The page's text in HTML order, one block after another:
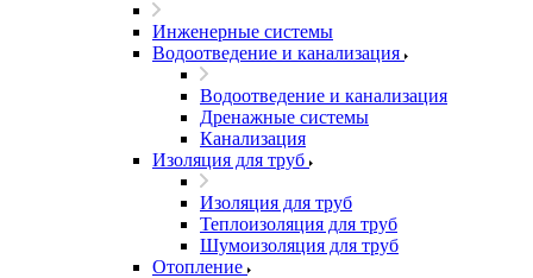
Инженерные системы
Водоотведение и канализация
Водоотведение и канализация
Дренажные системы
Канализация
Изоляция для труб
Изоляция для труб
Теплоизоляция для труб
Шумоизоляция для труб
Отопление